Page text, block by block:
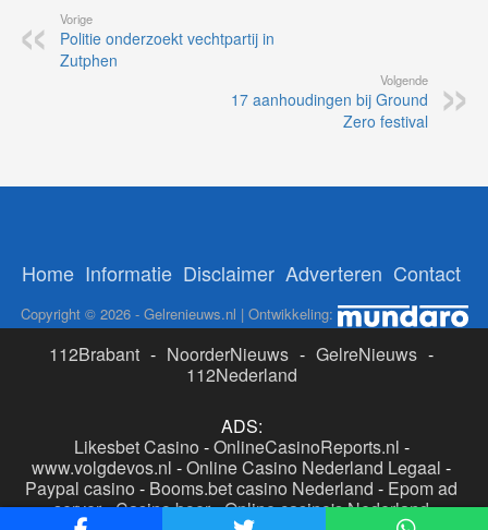
Vorige
Politie onderzoekt vechtpartij in
Zutphen
Volgende
17 aanhoudingen bij Ground
Zero festival
Home Informatie Disclaimer Adverteren Contact
Copyright © 2026 - Gelrenieuws.nl | Ontwikkeling:
112Brabant - NoorderNieuws - GelreNieuws -
112Nederland
ADS:
Likesbet Casino -OnlineCasinoReports.nl -
www.volgdevos.nl -Online Casino Nederland Legaal -
Paypal casino - Booms.bet casino Nederland - Epom ad
server-Casino boer-Online casino's Nederland